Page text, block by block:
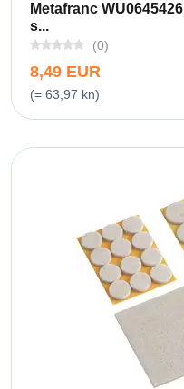
Metafranc
s...
(0)
8,49 EUR
(= 63,97 kn)